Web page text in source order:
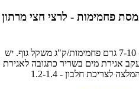
פחמימות - לרצי חצי מרתון
ההמלצה לצריכת פחמימות - 7-10 גרם פחמימות/ק"ג משקל גוף. יש
אגירת מים בשריר כתגובה לאגירת
הפחמימות בצורת גליקוגן. ההמלצה לצריכת חלבון - 1.2-1.4